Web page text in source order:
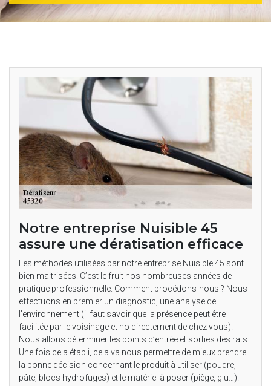
Notre entreprise Nuisible 45
assure une dératisation efficace
Les méthodes utilisées par notre entreprise Nuisible 45 sont
bien maitrisées. C’est le fruit nos nombreuses années de
pratique professionnelle. Comment procédons-nous ? Nous
effectuons en premier un diagnostic, une analyse de
l’environnement (il faut savoir que la présence peut être
facilitée par le voisinage et no directement de chez vous).
Nous allons déterminer les points d’entrée et sorties des rats.
Une fois cela établi, cela va nous permettre de mieux prendre
la bonne décision concernant le produit à utiliser (poudre,
pâte, blocs hydrofuges) et le matériel à poser (piège, glu…).